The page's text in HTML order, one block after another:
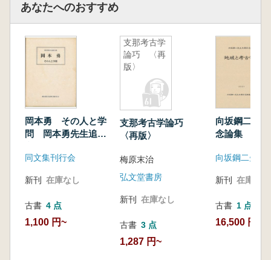
あなたへのおすすめ
岡本勇 その人と学
問 岡本勇先生追悼
同文集刊行会
新刊 在庫なし
古書 4 点
1,100 円~
支那考古学
論巧 〈再
版〉
支那考古学論巧
〈再版〉
梅原末治
弘文堂書房
新刊 在庫なし
古書 3 点
1,287 円~
向坂鋼二先
念論集 地域
新刊 在庫なし
古書 1 点
16,500 円